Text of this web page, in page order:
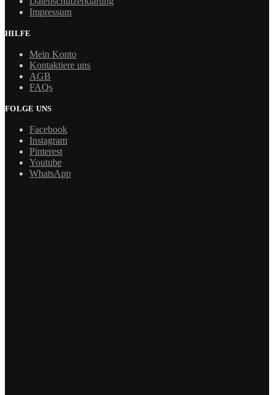
Impressum
HILFE
Mein Konto
Kontaktiere uns
AGB
FAQs
FOLGE UNS
Facebook
Instagram
Pinterest
Youtube
WhatsApp